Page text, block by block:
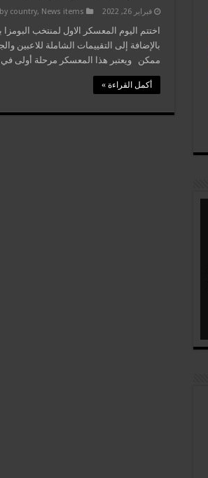
فبراير 26, 2022 country, News items
اختتم اليوم المعسكر الاول لمنتخب البومزا
بالإضافة إلى التقييمات الشاملة للاعبين
ممكن ويعتبر هذا المعسكر مرحلة أولى
أكمل القراءة »